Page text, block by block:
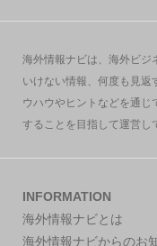
海外情報ナビは、海外ビジ
いけない情報、何度も見返
ウハウやヒントなどを通じ
することを目指して運営し
INFORMATION
海外情報ナビとは
海外情報ナビからのお